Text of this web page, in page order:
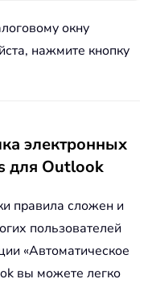
окну
нажмите кнопку
электронных
для Outlook
правила сложен и
пользователей
«Автоматическое
вы можете легко